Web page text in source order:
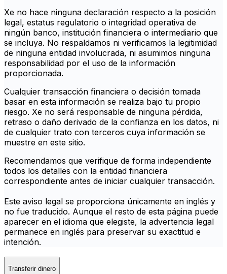
Xe no hace ninguna declaración respecto a la posición
legal, estatus regulatorio o integridad operativa de
ningún banco, institución financiera o intermediario que
se incluya. No respaldamos ni verificamos la legitimidad
de ninguna entidad involucrada, ni asumimos ninguna
responsabilidad por el uso de la información
proporcionada.
Cualquier transacción financiera o decisión tomada
basar en esta información se realiza bajo tu propio
riesgo. Xe no será responsable de ninguna pérdida,
retraso o daño derivado de la confianza en los datos, ni
de cualquier trato con terceros cuya información se
muestre en este sitio.
Recomendamos que verifique de forma independiente
todos los detalles con la entidad financiera
correspondiente antes de iniciar cualquier transacción.
Este aviso legal se proporciona únicamente en inglés y
no fue traducido. Aunque el resto de esta página puede
aparecer en el idioma que elegiste, la advertencia legal
permanece en inglés para preservar su exactitud e
intención.
Transferir dinero